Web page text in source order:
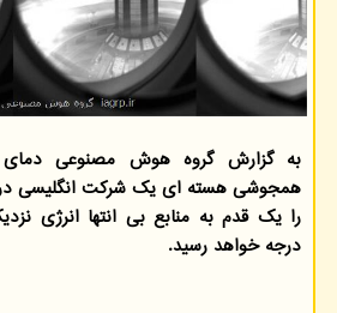
به گزارش گروه هوش مصنوعی
همجوشی هسته ای یک شرکت انگلیسی در
را یک قدم به منابع بی انتها انرژی
درجه خواهد رسید.